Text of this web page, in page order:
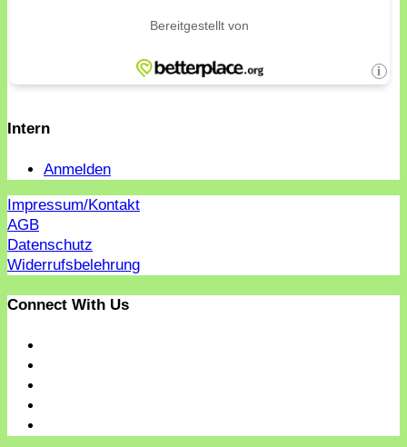
Intern
Anmelden
Impressum/Kontakt
AGB
Datenschutz
Widerrufsbelehrung
Connect With Us